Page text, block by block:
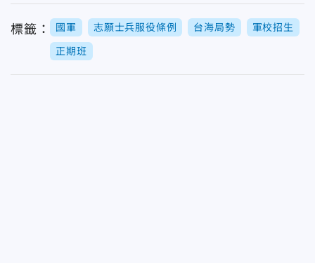
標籤： 國軍 志願士兵服役條例 台海局勢 軍校招生
正期班